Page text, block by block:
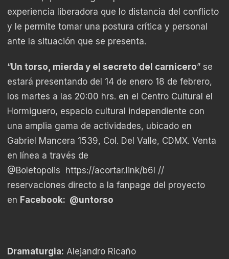
experiencia liberadora que lo distancia del conflicto
y le permite tomar una postura crítica y personal
ante la situación que se presenta.
“Un torso, mierda y el secreto del carnicero” se
estará presentando del 14 de enero 18 de febrero,
los martes a las 20:00 hrs. en el Centro Cultural el
Hormiguero, espacio cultural independiente con
una amplia gama de actividades, ubicado en
Gabriel Mancera 1539, Col. Del Valle, CDMX. Venta
en línea a través de
@Boletopolis https://acortar.link/b6l //
reservaciones directo a la fanpage del proyecto
en Facebook: @untorso
Dramaturgia: Alejandro Ricaño